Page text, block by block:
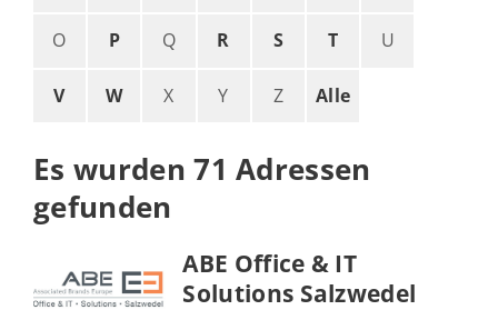
O P Q R S T U
V W X Y Z Alle
Es wurden 71 Adressen
gefunden
ABE Office & IT
Solutions Salzwedel